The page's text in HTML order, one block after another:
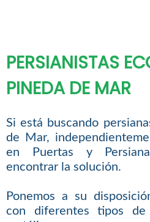
PERSIANISTAS
PINEDA DE MAR
Si está buscando
de Mar,
en Puertas y
encontrar la solución.
Ponemos a su
con diferentes tipos de